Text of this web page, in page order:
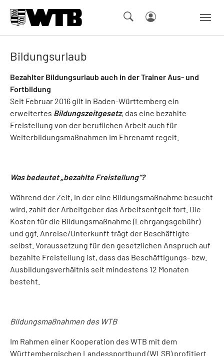
Bildungsurlaub
Bezahlter Bildungsurlaub auch in der Trainer Aus- und
Fortbildung
Seit Februar 2016 gilt in Baden-Württemberg ein
erweitertes Bildungszeitgesetz, das eine bezahlte
Freistellung von der beruflichen Arbeit auch für
Weiterbildungsmaßnahmen im Ehrenamt regelt.
Was bedeutet „bezahlte Freistellung“?
Während der Zeit, in der eine Bildungsmaßnahme besucht
wird, zahlt der Arbeitgeber das Arbeitsentgelt fort. Die
Kosten für die Bildungsmaßnahme (Lehrgangsgebühr)
und ggf. Anreise/Unterkunft trägt der Beschäftigte
selbst. Voraussetzung für den gesetzlichen Anspruch auf
bezahlte Freistellung ist, dass das Beschäftigungs- bzw.
Ausbildungsverhältnis seit mindestens 12 Monaten
besteht.
Bildungsmaßnahmen des WTB
Im Rahmen einer Kooperation des WTB mit dem
Württembergischen Landessportbund (WLSB) profitiert